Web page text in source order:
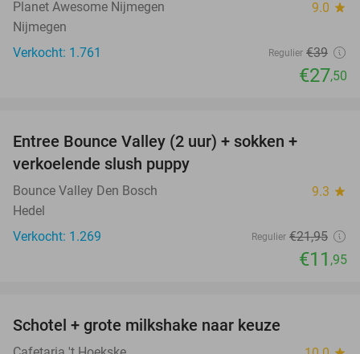
Planet Awesome Nijmegen 9.0 star
Nijmegen
Verkocht: 1.761
Regulier €39
€27,50
Entree Bounce Valley (2 uur) + sokken +
verkoelende slush puppy
Bounce Valley Den Bosch 9.3 star
Hedel
Verkocht: 1.269
Regulier €21,95
€11 ,95
Schotel + grote milkshake naar keuze